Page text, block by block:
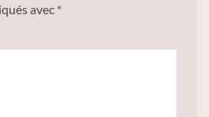
avec *